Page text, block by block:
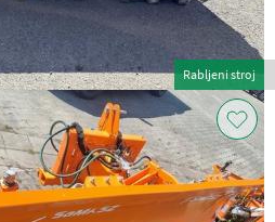
Rabljeni stroj